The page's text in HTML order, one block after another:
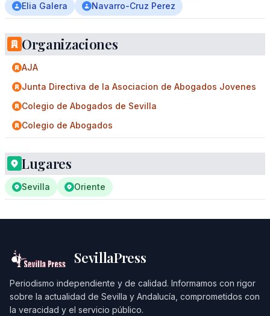
Elia Galera
Navarro-Cruz Perez
Organizaciones
AJA
Junta Directiva de la Asociacion de Abogados Jovenes
Colegio de Abogados de Sevilla
Colegio de Abogados
Lugares
Sevilla Oriente
SevillaPress
Periodismo independiente y de calidad. Informamos con rigor
sobre la actualidad de Sevilla y Andalucía, comprometidos con
la veracidad y el servicio público.